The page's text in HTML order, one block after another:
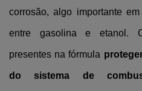
corrosão, algo importante
entre gasolina e etanol.
presentes na fórmula
do sistema de